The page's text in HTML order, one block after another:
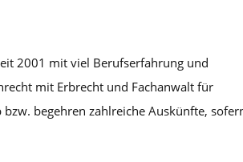
2001 mit viel Berufserfahrung und
mit Erbrecht und Fachanwalt für
begehren zahlreiche Auskünfte,